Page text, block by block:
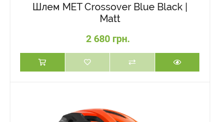
Шлем MET Crossover Blue Black |
Matt
2 680 грн.